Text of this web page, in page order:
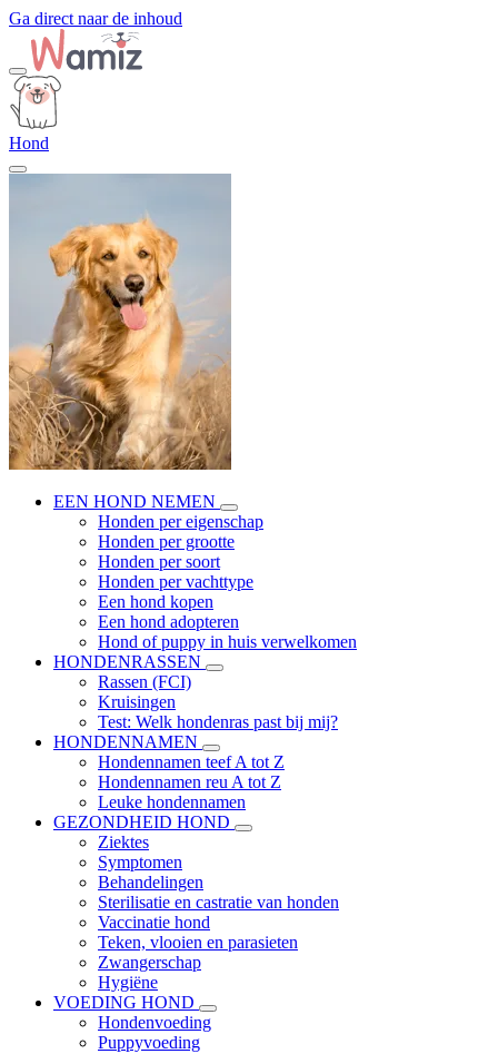
Ga direct naar de inhoud
Hond
EEN HOND NEMEN
Honden per eigenschap
Honden per grootte
Honden per soort
Honden per vachttype
Een hond kopen
Een hond adopteren
Hond of puppy in huis verwelkomen
HONDENRASSEN
Rassen (FCI)
Kruisingen
Test: Welk hondenras past bij mij?
HONDENNAMEN
Hondennamen teef A tot Z
Hondennamen reu A tot Z
Leuke hondennamen
GEZONDHEID HOND
Ziektes
Symptomen
Behandelingen
Sterilisatie en castratie van honden
Vaccinatie hond
Teken, vlooien en parasieten
Zwangerschap
Hygiëne
VOEDING HOND
Hondenvoeding
Puppyvoeding